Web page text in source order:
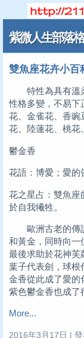
紫微人生部落格
雙魚座花卉小百
特性為具有溫柔
性格多變，不易下
花、金雀花、香豌
花、陸蓮花、桃花
鬱金香
花語：博愛；愛的
花之星占：雙魚座
於自我犧牲。
歐洲古老的傳說
和黃金，同時向一
最後求助於花神芙
葉子代表劍，球根
金香從此成了愛的
紫色鬱金香也成了
More...
2016年3月17日 |